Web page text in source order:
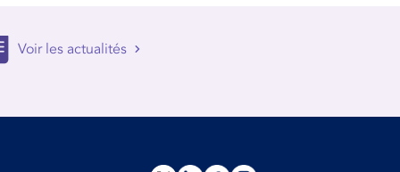
Voir les actualités